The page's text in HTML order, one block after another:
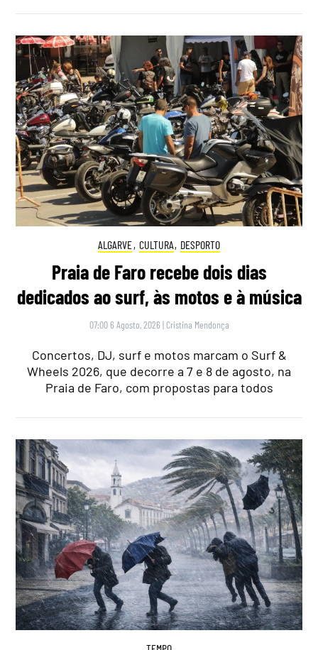
ALGARVE, CULTURA, DESPORTO
Praia de Faro recebe dois dias
dedicados ao surf, às motos e à música
07:00 6 Agosto, 2026 | Cristina Mendonça
Concertos, DJ, surf e motos marcam o Surf &
Wheels 2026, que decorre a 7 e 8 de agosto, na
Praia de Faro, com propostas para todos